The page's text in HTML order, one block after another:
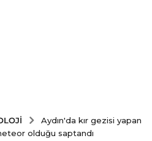
Aydın'da kır gezisi yapan
olduğu saptandı